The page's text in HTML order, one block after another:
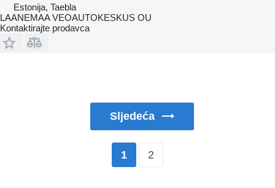
Estonija, Taebla
LAANEMAA VEOAUTOKESKUS OU
Kontaktirajte prodavca
Sljedeća
1 2